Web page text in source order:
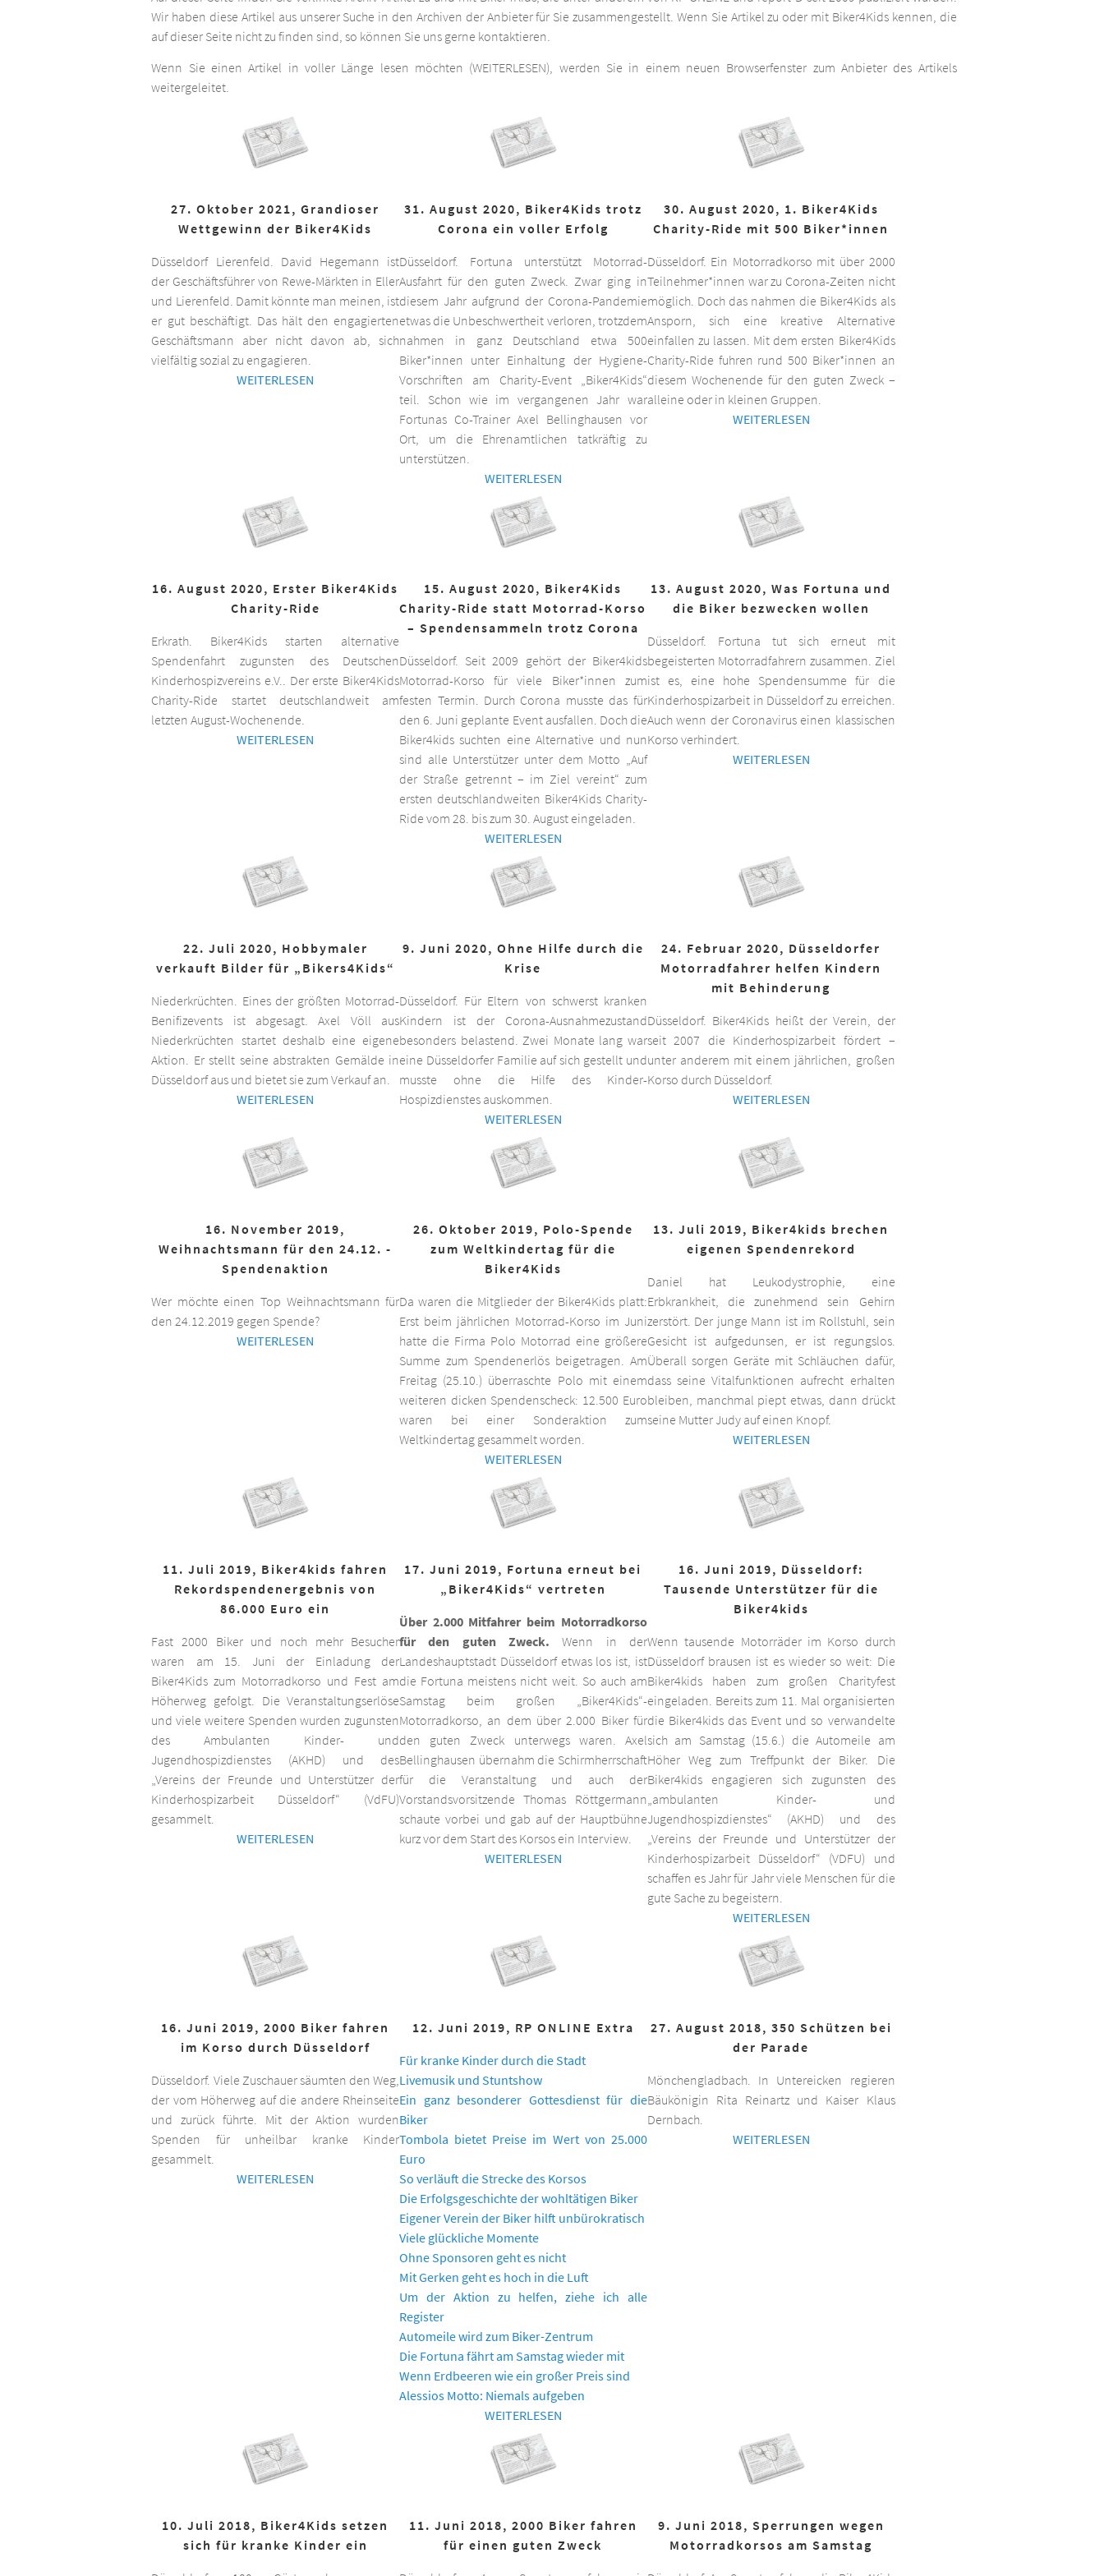
Wir haben diese Artikel aus unserer Suche in den Archiven der Anbieter für Sie zusammengestellt. Wenn Sie Artikel zu oder mit Biker4Kids kennen, die
auf dieser Seite nicht zu finden sind, so können Sie uns gerne kontaktieren.
Wenn Sie einen Artikel in voller Länge lesen möchten (WEITERLESEN), werden Sie in einem neuen Browserfenster zum Anbieter des Artikels
weitergeleitet.
27. Oktober 2021, Grandioser
Wettgewinn der Biker4Kids
Düsseldorf Lierenfeld. David Hegemann ist
der Geschäftsführer von Rewe-Märkten in Eller
und Lierenfeld. Damit könnte man meinen, ist
er gut beschäftigt. Das hält den engagierten
Geschäftsmann aber nicht davon ab, sich
vielfältig sozial zu engagieren.
WEITERLESEN
31. August 2020, Biker4Kids trotz
Corona ein voller Erfolg
Düsseldorf. Fortuna unterstützt Motorrad-
Ausfahrt für den guten Zweck. Zwar ging in
diesem Jahr aufgrund der Corona-Pandemie
etwas die Unbeschwertheit verloren, trotzdem
nahmen in ganz Deutschland etwa 500
Biker*innen unter Einhaltung der Hygiene-
Vorschriften am Charity-Event „Biker4Kids“
teil. Schon wie im vergangenen Jahr war
Fortunas Co-Trainer Axel Bellinghausen vor
Ort, um die Ehrenamtlichen tatkräftig zu
unterstützen.
WEITERLESEN
30. August 2020, 1. Biker4Kids
Charity-Ride mit 500 Biker*innen
Düsseldorf. Ein Motorradkorso mit über 2000
Teilnehmer*innen war zu Corona-Zeiten nicht
möglich. Doch das nahmen die Biker4Kids als
Ansporn, sich eine kreative Alternative
einfallen zu lassen. Mit dem ersten Biker4Kids
Charity-Ride fuhren rund 500 Biker*innen an
diesem Wochenende für den guten Zweck –
alleine oder in kleinen Gruppen.
WEITERLESEN
16. August 2020, Erster Biker4Kids
Charity-Ride
Erkrath. Biker4Kids starten alternative
Spendenfahrt zugunsten des Deutschen
Kinderhospizvereins e.V.. Der erste Biker4Kids
Charity-Ride startet deutschlandweit am
letzten August-Wochenende.
WEITERLESEN
15. August 2020, Biker4Kids
Charity-Ride statt Motorrad-Korso
– Spendensammeln trotz Corona
Düsseldorf. Seit 2009 gehört der Biker4kids
Motorrad-Korso für viele Biker*innen zum
festen Termin. Durch Corona musste das für
den 6. Juni geplante Event ausfallen. Doch die
Biker4kids suchten eine Alternative und nun
sind alle Unterstützer unter dem Motto „Auf
der Straße getrennt – im Ziel vereint“ zum
ersten deutschlandweiten Biker4Kids Charity-
Ride vom 28. bis zum 30. August eingeladen.
WEITERLESEN
13. August 2020, Was Fortuna und
die Biker bezwecken wollen
Düsseldorf. Fortuna tut sich erneut mit
begeisterten Motorradfahrern zusammen. Ziel
ist es, eine hohe Spendensumme für die
Kinderhospizarbeit in Düsseldorf zu erreichen.
Auch wenn der Coronavirus einen klassischen
Korso verhindert.
WEITERLESEN
22. Juli 2020, Hobbymaler
verkauft Bilder für „Bikers4Kids“
Niederkrüchten. Eines der größten Motorrad-
Benifizevents ist abgesagt. Axel Völl aus
Niederkrüchten startet deshalb eine eigene
Aktion. Er stellt seine abstrakten Gemälde in
Düsseldorf aus und bietet sie zum Verkauf an.
WEITERLESEN
9. Juni 2020, Ohne Hilfe durch die
Krise
Düsseldorf. Für Eltern von schwerst kranken
Kindern ist der Corona-Ausnahmezustand
besonders belastend. Zwei Monate lang war
eine Düsseldorfer Familie auf sich gestellt und
musste ohne die Hilfe des Kinder-
Hospizdienstes auskommen.
WEITERLESEN
24. Februar 2020, Düsseldorfer
Motorradfahrer helfen Kindern
mit Behinderung
Düsseldorf. Biker4Kids heißt der Verein, der
seit 2007 die Kinderhospizarbeit fördert –
unter anderem mit einem jährlichen, großen
Korso durch Düsseldorf.
WEITERLESEN
16. November 2019,
Weihnachtsmann für den 24.12. -
Spendenaktion
Wer möchte einen Top Weihnachtsmann für
den 24.12.2019 gegen Spende?
WEITERLESEN
26. Oktober 2019, Polo-Spende
zum Weltkindertag für die
Biker4Kids
Da waren die Mitglieder der Biker4Kids platt:
Erst beim jährlichen Motorrad-Korso im Juni
hatte die Firma Polo Motorrad eine größere
Summe zum Spendenerlös beigetragen. Am
Freitag (25.10.) überraschte Polo mit einem
weiteren dicken Spendenscheck: 12.500 Euro
waren bei einer Sonderaktion zum
Weltkindertag gesammelt worden.
WEITERLESEN
13. Juli 2019, Biker4kids brechen
eigenen Spendenrekord
Daniel hat Leukodystrophie, eine
Erbkrankheit, die zunehmend sein Gehirn
zerstört. Der junge Mann ist im Rollstuhl, sein
Gesicht ist aufgedunsen, er ist regungslos.
Überall sorgen Geräte mit Schläuchen dafür,
dass seine Vitalfunktionen aufrecht erhalten
bleiben, manchmal piept etwas, dann drückt
seine Mutter Judy auf einen Knopf.
WEITERLESEN
11. Juli 2019, Biker4kids fahren
Rekordspendenergebnis von
86.000 Euro ein
Fast 2000 Biker und noch mehr Besucher
waren am 15. Juni der Einladung der
Biker4Kids zum Motorradkorso und Fest am
Höherweg gefolgt. Die Veranstaltungserlöse
und viele weitere Spenden wurden zugunsten
des Ambulanten Kinder- und
Jugendhospizdienstes (AKHD) und des
„Vereins der Freunde und Unterstützer der
Kinderhospizarbeit Düsseldorf“ (VdFU)
gesammelt.
WEITERLESEN
17. Juni 2019, Fortuna erneut bei
„Biker4Kids“ vertreten
Über 2.000 Mitfahrer beim Motorradkorso
für den guten Zweck. Wenn in der
Landeshauptstadt Düsseldorf etwas los ist, ist
die Fortuna meistens nicht weit. So auch am
Samstag beim großen „Biker4Kids“-
Motorradkorso, an dem über 2.000 Biker für
den guten Zweck unterwegs waren. Axel
Bellinghausen übernahm die Schirmherrschaft
für die Veranstaltung und auch der
Vorstandsvorsitzende Thomas Röttgermann
schaute vorbei und gab auf der Hauptbühne
kurz vor dem Start des Korsos ein Interview.
WEITERLESEN
16. Juni 2019, Düsseldorf:
Tausende Unterstützer für die
Biker4kids
Wenn tausende Motorräder im Korso durch
Düsseldorf brausen ist es wieder so weit: Die
Biker4kids haben zum großen Charityfest
eingeladen. Bereits zum 11. Mal organisierten
die Biker4kids das Event und so verwandelte
sich am Samstag (15.6.) die Automeile am
Höher Weg zum Treffpunkt der Biker. Die
Biker4kids engagieren sich zugunsten des
„ambulanten Kinder- und
Jugendhospizdienstes“ (AKHD) und des
„Vereins der Freunde und Unterstützer der
Kinderhospizarbeit Düsseldorf“ (VDFU) und
schaffen es Jahr für Jahr viele Menschen für die
gute Sache zu begeistern.
WEITERLESEN
16. Juni 2019, 2000 Biker fahren
im Korso durch Düsseldorf
Düsseldorf. Viele Zuschauer säumten den Weg,
der vom Höherweg auf die andere Rheinseite
und zurück führte. Mit der Aktion wurden
Spenden für unheilbar kranke Kinder
gesammelt.
WEITERLESEN
12. Juni 2019, RP ONLINE Extra
Für kranke Kinder durch die Stadt
Livemusik und Stuntshow
Ein ganz besonderer Gottesdienst für die
Biker
Tombola bietet Preise im Wert von 25.000
Euro
So verläuft die Strecke des Korsos
Die Erfolgsgeschichte der wohltätigen Biker
Eigener Verein der Biker hilft unbürokratisch
Viele glückliche Momente
Ohne Sponsoren geht es nicht
Mit Gerken geht es hoch in die Luft
Um der Aktion zu helfen, ziehe ich alle
Register
Automeile wird zum Biker-Zentrum
Die Fortuna fährt am Samstag wieder mit
Wenn Erdbeeren wie ein großer Preis sind
Alessios Motto: Niemals aufgeben
WEITERLESEN
27. August 2018, 350 Schützen bei
der Parade
Mönchengladbach. In Untereicken regieren
Bäukönigin Rita Reinartz und Kaiser Klaus
Dernbach.
WEITERLESEN
10. Juli 2018, Biker4Kids setzen
sich für kranke Kinder ein
11. Juni 2018, 2000 Biker fahren
für einen guten Zweck
9. Juni 2018, Sperrungen wegen
Motorradkorsos am Samstag